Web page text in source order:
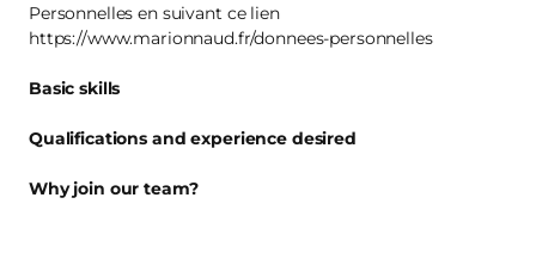
Personnelles en suivant ce lien
https://www.marionnaud.fr/donnees-personnelles
Basic skills
Qualifications and experience desired
Why join our team?